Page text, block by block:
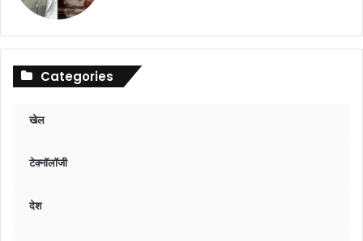
Categories
खेल
टेक्नॉलॉजी
देश